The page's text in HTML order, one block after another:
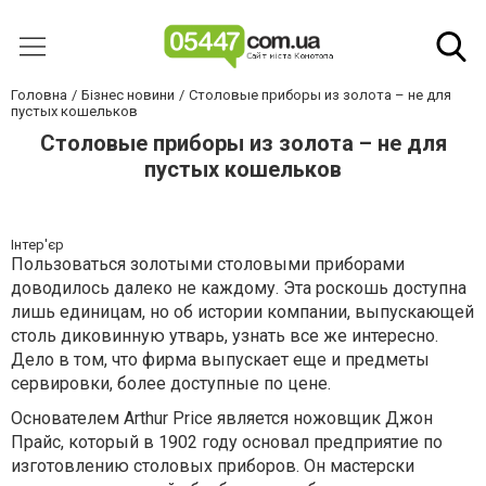
Головна Бізнес новини
Столовые приборы из золота – не для
пустых кошельков
Столовые приборы из золота – не для
пустых кошельков
Інтер'єр
Пользоваться золотыми столовыми приборами
доводилось далеко не каждому. Эта роскошь доступна
лишь единицам, но об истории компании, выпускающей
столь диковинную утварь, узнать все же интересно.
Дело в том, что фирма выпускает еще и предметы
сервировки, более доступные по цене.
Основателем Arthur Price является ножовщик Джон
Прайс, который в 1902 году основал предприятие по
изготовлению столовых приборов. Он мастерски